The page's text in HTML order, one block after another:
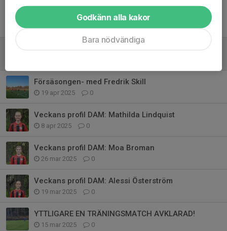
Tidigare nyheter
Försäsongen- med Fredrik Skill
19 apr 2025 0
Veckans profil DAM: Mathilda Lindquist
8 apr 2025 0
Veckans profil DAM: Moa Broman
26 mar 2025 0
Veckans profil DAM: Alessi Österström
19 mar 2025 0
YTTLIGARE EN TRÄNINGSMATCH AVKLARAD!
15 mar 2025 0
Godkänn alla kakor
Bara nödvändiga